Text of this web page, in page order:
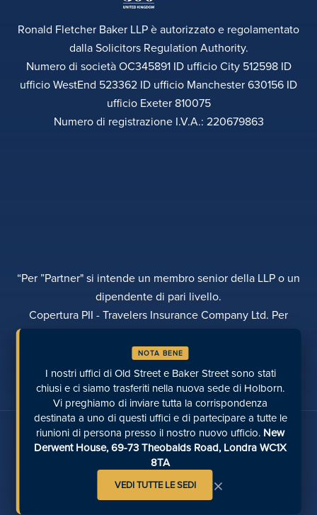
Ronald Fletcher Baker LLP è autorizzato e regolamentato
dalla Solicitors Regulation Authority.
Numero di società OC345891 ID ufficio City 512598 ID
ufficio WestEnd 523362 ID ufficio Manchester 630156 ID
ufficio Exeter 810075
Numero di registrazione I.V.A.: 220679863
“Per ”Partner" si intende un membro senior della LLP o un
dipendente di pari livello.
Copertura PII - Travelers Insurance Company Ltd. Per
INFORMATIVA SULLA PRIVACY
TRASPARENZA DIVERSITÀ
EFFETTUARE UN PAGAMENTO LUOGHI
PAGINE RECENTI
Parlate con noi sui social media
NOTA BENE
I nostri uffici di Old Street e Baker Street sono stati
chiusi e ci siamo trasferiti nella nuova sede di Holborn.
Vi preghiamo di inviare tutta la corrispondenza
destinata a uno di questi uffici e di partecipare a tutte le
riunioni di persona presso il nostro nuovo ufficio. New
Derwent House, 69-73 Theobalds Road, Londra WC1X
8TA
VEDI TUTTE LE SEDI ×